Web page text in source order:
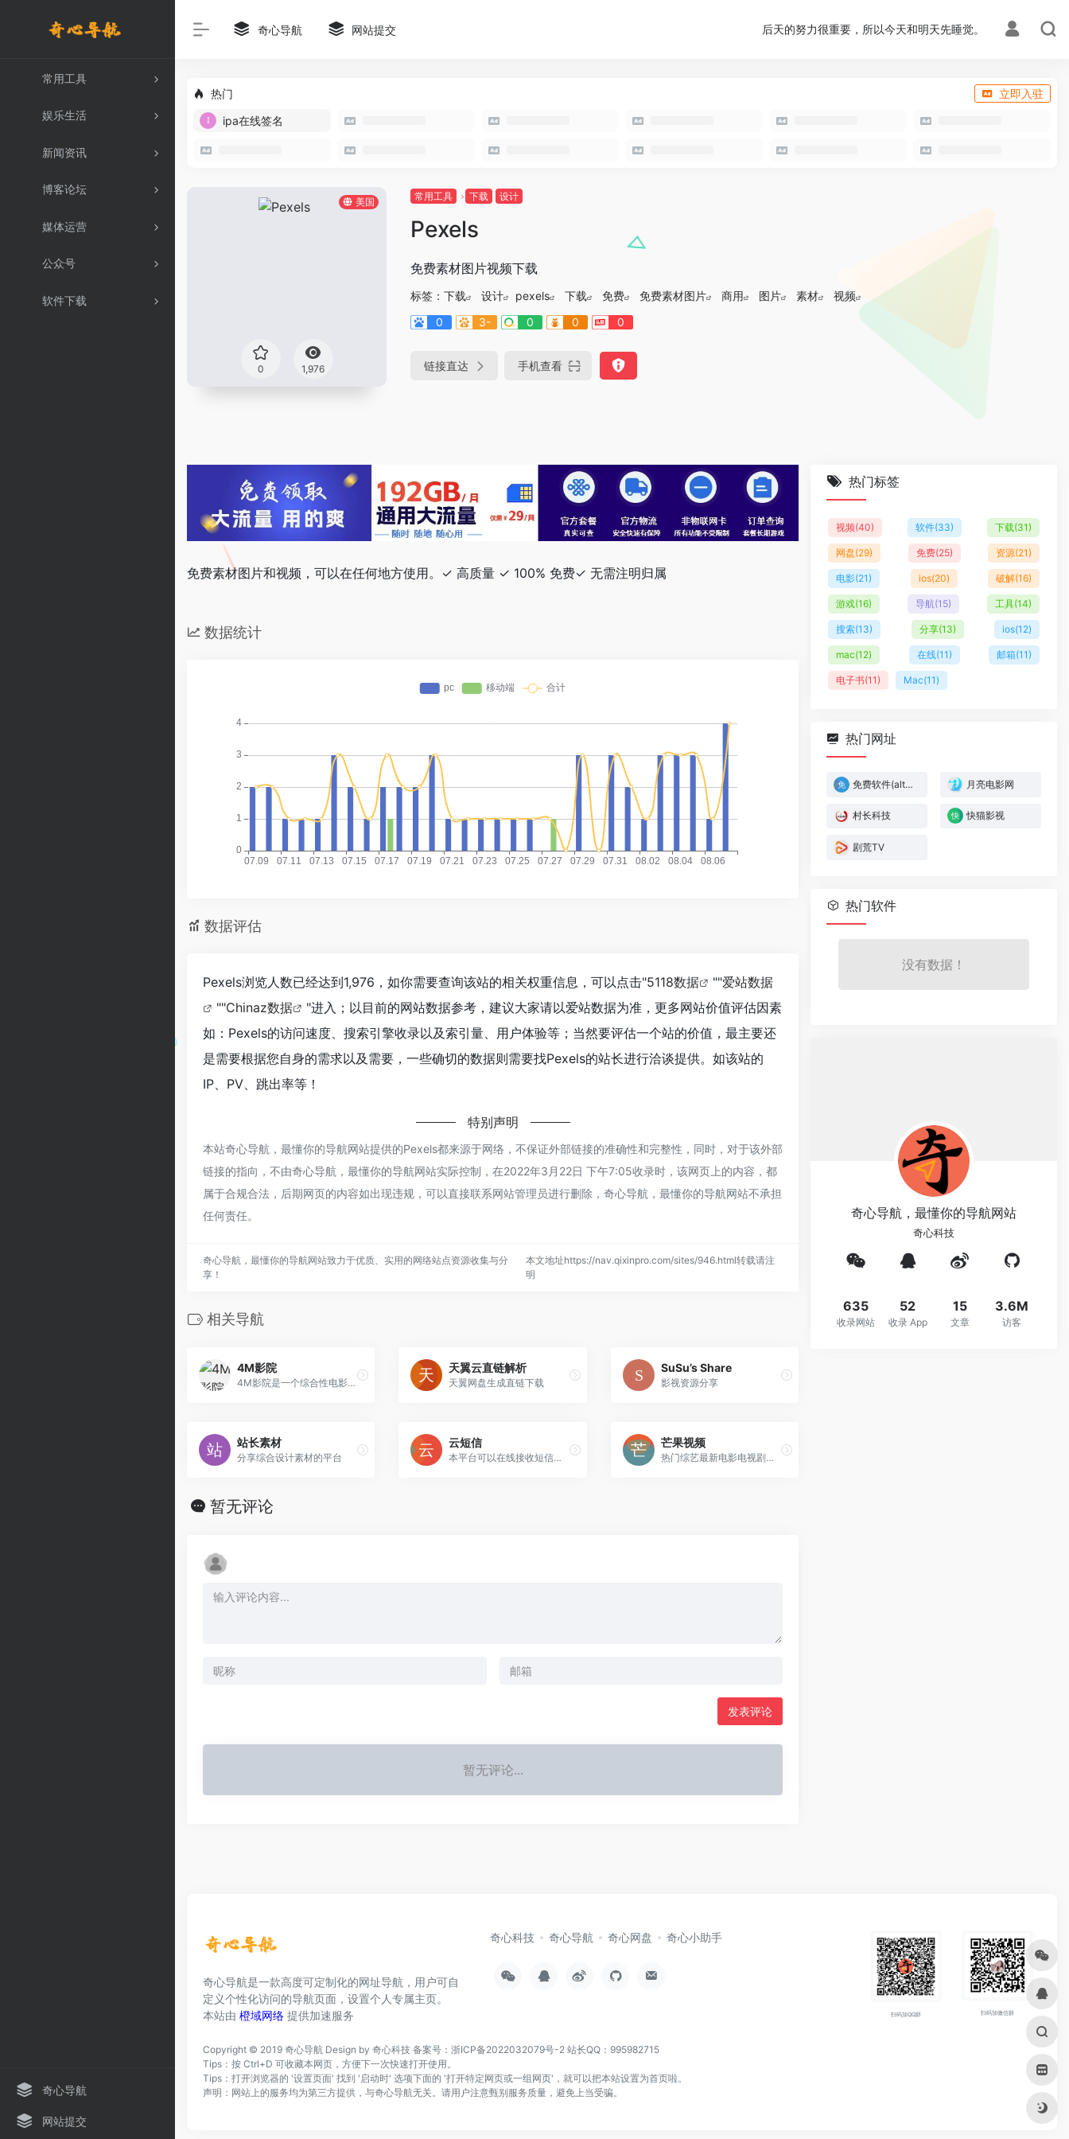
常用工具
娱乐生活
新闻资讯
博客论坛
媒体运营
公众号
软件下载
奇心导航
网站提交
奇心导航 网站提交 后天的努力很重要，所以今天和明天先睡觉。
热门
立即入驻
ipa在线签名
美国
0 1,976
常用工具 下载 设计
Pexels
免费素材图片视频下载
标签： 下载 设计 pexels 下载 免费 免费素材图片 商用 图片 素材
视频
0
3- 0 0 0
链接直达 手机查看
免费素材图片和视频，可以在任何地方使用。✓ 高质量 ✓ 100% 免费✓ 无需注明归属
数据统计
数据评估
Pexels浏览人数已经达到1,976，如你需要查询该站的相关权重信息，可以点击"5118数据 ""爱站数据
""Chinaz数据
"进入；以目前的网站数据参考，建议大家请以爱站数据为准，更多网站价值评估因素
如：Pexels的访问速度、搜索引擎收录以及索引量、用户体验等；当然要评估一个站的价值，最主要还
是需要根据您自身的需求以及需要，一些确切的数据则需要找Pexels的站长进行洽谈提供。如该站的
IP、PV、跳出率等！
特别声明
本站奇心导航，最懂你的导航网站提供的Pexels都来源于网络，不保证外部链接的准确性和完整性，同时，对于该外部
链接的指向，不由奇心导航，最懂你的导航网站实际控制，在2022年3月22日 下午7:05收录时，该网页上的内容，都
属于合规合法，后期网页的内容如出现违规，可以直接联系网站管理员进行删除，奇心导航，最懂你的导航网站不承担
任何责任。
奇心导航，最懂你的导航网站致力于优质、实用的网络站点资源收集与分
享！
本文地址https://nav.qixinpro.com/sites/946.html转载请注
明
相关导航
4M影院
4M影院是一个综合性电影网站,是一个你不二选择的看片神器,爱生活,爱电影!
天翼云直链解析
天翼网盘生成直链下载
SuSu’s Share
影视资源分享
站长素材
分享综合设计素材的平台
云短信
本平台可以在线接收短信，接收短信验证码，显示迅速，与国外类似短信验证码接收更快捷。
芒果视频
热门综艺最新电影电视剧在线观看
暂无评论
发表评论
暂无评论...
热门标签
视频(40) 软件(33) 下载(31)
网盘(29) 免费(25) 资源(21)
电影(21) ios(20) 破解(16)
游戏(16) 导航(15) 工具(14)
搜索(13) 分享(13) ios(12)
mac(12) 在线(11) 邮箱(11)
电子书(11) Mac(11)
热门网址
免费软件(alternativeto) 月亮电影网
村长科技 快猫影视
剧荒TV
热门软件
没有数据！
奇心导航，最懂你的导航网站
奇心科技
635
收录网站
52
收录 App
15
文章
3.6M
访客
奇心导航是一款高度可定制化的网址导航，用户可自
定义个性化访问的导航页面，设置个人专属主页。
本站由 橙域网络 提供加速服务
奇心科技 奇心导航 奇心网盘 奇心小助手
扫码加QQ群 扫码加微信群
Copyright © 2019 奇心导航 Design by 奇心科技 备案号：浙ICP备2022032079号-2 站长QQ：995982715
Tips：按 Ctrl+D 可收藏本网页，方便下一次快速打开使用。
Tips：打开浏览器的 '设置页面' 找到 '启动时' 选项下面的 '打开特定网页或一组网页'，就可以把本站设置为首页啦。
声明：网站上的服务均为第三方提供，与奇心导航无关。请用户注意甄别服务质量，避免上当受骗。